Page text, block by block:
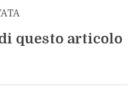
questo articolo